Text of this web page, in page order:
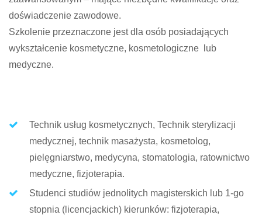
doświadczenie zawodowe.
Szkolenie przeznaczone jest dla osób posiadających
wykształcenie kosmetyczne, kosmetologiczne lub
medyczne.
Technik usług kosmetycznych, Technik sterylizacji
medycznej, technik masażysta, kosmetolog,
pielęgniarstwo, medycyna, stomatologia, ratownictwo
medyczne, fizjoterapia.
Studenci studiów jednolitych magisterskich lub 1-go
stopnia (licencjackich) kierunków: fizjoterapia,